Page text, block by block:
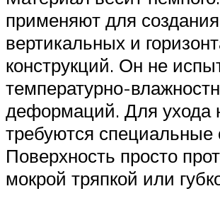
применяют для создания
вертикальных и
конструкций. Он не
температурно-
деформаций. Для ухода
требуются специальные
Поверхность просто
мокрой тряпкой или